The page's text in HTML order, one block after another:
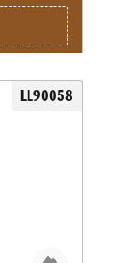
es zu
von den
besteht aus
über
Skala.
0,01-cm³-
etwa
einen
sodass Sie
LL90058